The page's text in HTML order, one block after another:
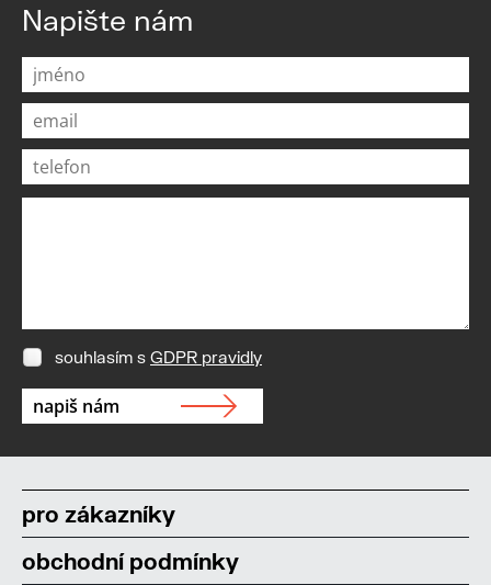
Napište nám
souhlasím s GDPR pravidly
pro zákazníky
obchodní podmínky